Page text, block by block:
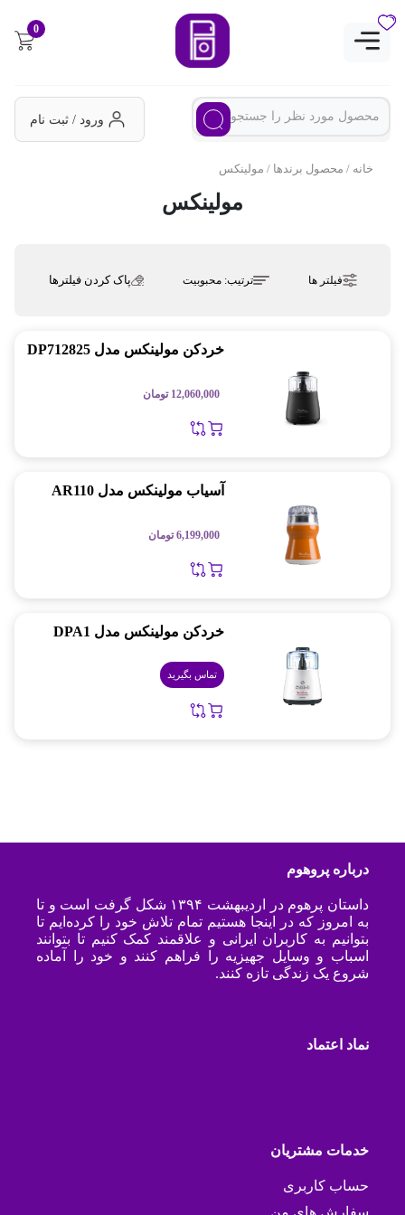
0
ورود / ثبت نام
خانه / محصول برندها / مولینکس
مولینکس
فیلتر ها ترتیب:محبوبیت پاک کردن فیلترها
خردکن مولینکس مدل DP712825
12,060,000 تومان
آسیاب مولینکس مدل AR110
6,199,000 تومان
خردکن مولینکس مدل DPA1
تماس بگیرید
درباره پروهوم
داستان پرهوم در اردیبهشت ۱۳۹۴ شکل گرفت است و تا
به امروز که در اینجا هستیم تمام تلاش خود را کرده‌ایم تا
بتوانیم به کاربران ایرانی و علاقمند کمک کنیم تا بتوانند
اسباب و وسایل جهیزیه را فراهم کنند و خود را آماده
شروع یک زندگی تازه کنند.
نماد اعتماد
خدمات مشتریان
حساب کاربری
سفارش های من